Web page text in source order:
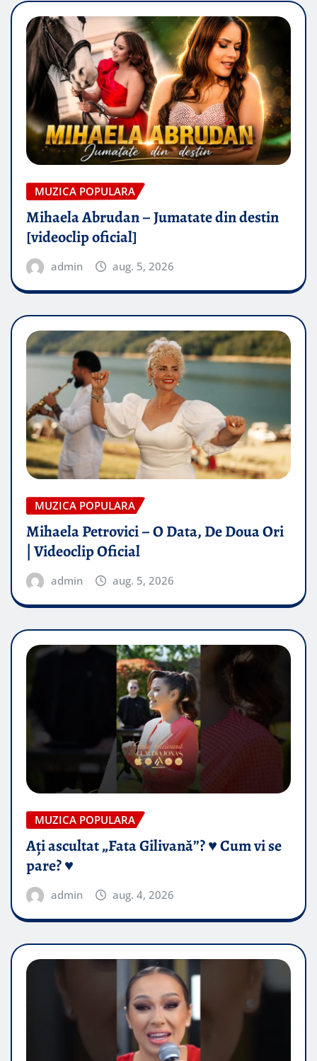
MUZICA POPULARA
Mihaela Abrudan – Jumatate din destin
[videoclip oficial]
admin aug. 5, 2026
MUZICA POPULARA
Mihaela Petrovici – O Data, De Doua Ori
| Videoclip Oficial
admin aug. 5, 2026
MUZICA POPULARA
Ați ascultat „Fata Gilivană”? ♥️ Cum vi se
pare? ♥️
admin aug. 4, 2026